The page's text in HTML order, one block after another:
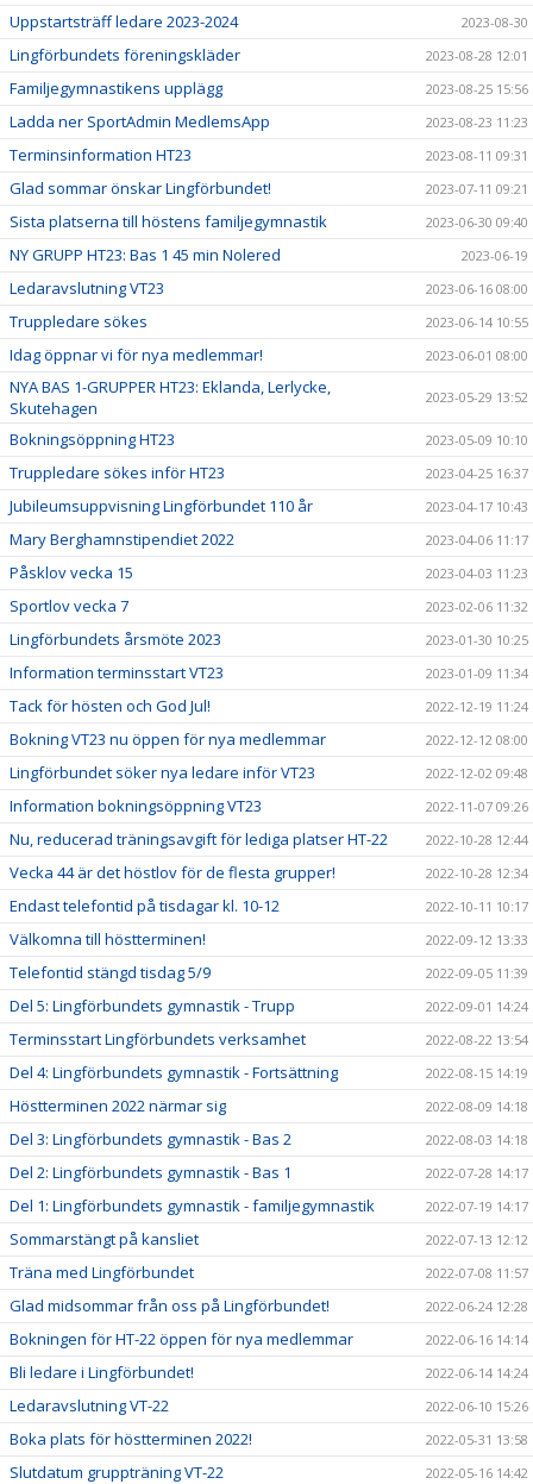
Uppstartsträff ledare 2023-2024 2023-08-30
Lingförbundets föreningskläder 2023-08-28 12:01
Familjegymnastikens upplägg 2023-08-25 15:56
Ladda ner SportAdmin MedlemsApp 2023-08-23 11:23
Terminsinformation HT23 2023-08-11 09:31
Glad sommar önskar Lingförbundet! 2023-07-11 09:21
Sista platserna till höstens familjegymnastik 2023-06-30 09:40
NY GRUPP HT23: Bas 1 45 min Nolered 2023-06-19
Ledaravslutning VT23 2023-06-16 08:00
Truppledare sökes 2023-06-14 10:55
Idag öppnar vi för nya medlemmar! 2023-06-01 08:00
NYA BAS 1-GRUPPER HT23: Eklanda, Lerlycke,
Skutehagen
2023-05-29 13:52
Bokningsöppning HT23 2023-05-09 10:10
Truppledare sökes inför HT23 2023-04-25 16:37
Jubileumsuppvisning Lingförbundet 110 år 2023-04-17 10:43
Mary Berghamnstipendiet 2022 2023-04-06 11:17
Påsklov vecka 15 2023-04-03 11:23
Sportlov vecka 7 2023-02-06 11:32
Lingförbundets årsmöte 2023 2023-01-30 10:25
Information terminsstart VT23 2023-01-09 11:34
Tack för hösten och God Jul! 2022-12-19 11:24
Bokning VT23 nu öppen för nya medlemmar 2022-12-12 08:00
Lingförbundet söker nya ledare inför VT23 2022-12-02 09:48
Information bokningsöppning VT23 2022-11-07 09:26
Nu, reducerad träningsavgift för lediga platser HT-22 2022-10-28 12:44
Vecka 44 är det höstlov för de flesta grupper! 2022-10-28 12:34
Endast telefontid på tisdagar kl. 10-12 2022-10-11 10:17
Välkomna till höstterminen! 2022-09-12 13:33
Telefontid stängd tisdag 5/9 2022-09-05 11:39
Del 5: Lingförbundets gymnastik - Trupp 2022-09-01 14:24
Terminsstart Lingförbundets verksamhet 2022-08-22 13:54
Del 4: Lingförbundets gymnastik - Fortsättning 2022-08-15 14:19
Höstterminen 2022 närmar sig 2022-08-09 14:18
Del 3: Lingförbundets gymnastik - Bas 2 2022-08-03 14:18
Del 2: Lingförbundets gymnastik - Bas 1 2022-07-28 14:17
Del 1: Lingförbundets gymnastik - familjegymnastik 2022-07-19 14:17
Sommarstängt på kansliet 2022-07-13 12:12
Träna med Lingförbundet 2022-07-08 11:57
Glad midsommar från oss på Lingförbundet! 2022-06-24 12:28
Bokningen för HT-22 öppen för nya medlemmar 2022-06-16 14:14
Bli ledare i Lingförbundet! 2022-06-14 14:24
Ledaravslutning VT-22 2022-06-10 15:26
Boka plats för höstterminen 2022! 2022-05-31 13:58
Slutdatum gruppträning VT-22 2022-05-16 14:42